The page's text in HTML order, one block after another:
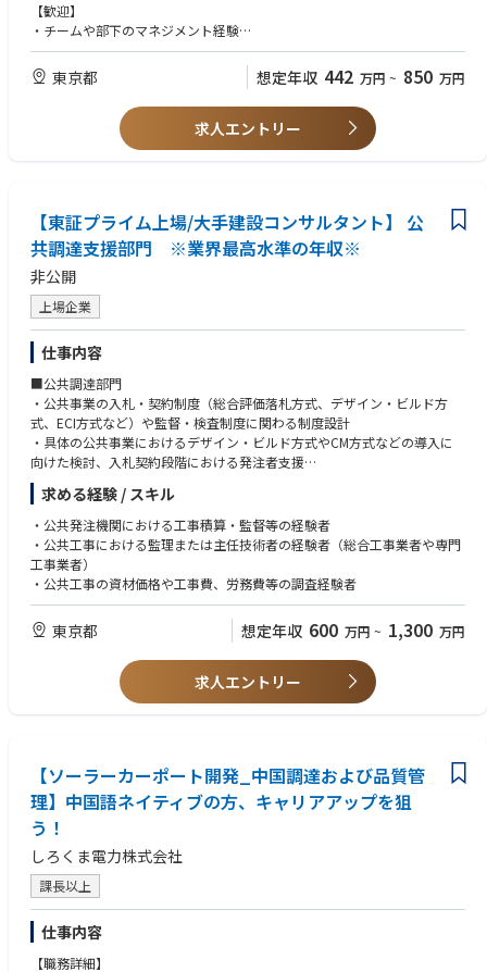
【働き方】
いただく事が可能です。また、リモートワークも推進するなど（週2日程
度）効率よく働くことが出来る環境整備に力を入れています。
【歓迎】
・チームや部下のマネジメント経験
・管理業務主任者資格をお持ちの方
東京都 想定年収 442 万円 ~ 850 万円
求人エントリー
【東証プライム上場/大手建設コンサルタント】 公
共調達支援部門 ※業界最高水準の年収※
非公開
上場企業
仕事内容
■公共調達部門
・公共事業の入札・契約制度（総合評価落札方式、デザイン・ビルド方
式、ECI方式など）や監督・検査制度に関わる制度設計
・具体の公共事業におけるデザイン・ビルド方式やCM方式などの導入に
向けた検討、入札契約段階における発注者支援
・公共土木⼯事の予定価格算出に必要な建設資材価格や⼯事費等の調査
・公共土木⼯事の積算基準に関する検討、歩掛・諸経費の調査・解析
・公共事業におけるi-ConstructionやDXの推進支援
＜クライアント＞
・ 国（国土交通省、環境省、総務省、農林水産省など）
・ 独立行政法人、財団、社団
・ 民間企業（首都高速道路、JR東日本、東京ガスなど）
求める経験 / スキル
・公共発注機関における工事積算・監督等の経験者
・公共工事における監理または主任技術者の経験者（総合工事業者や専門
工事業者）
・公共工事の資材価格や工事費、労務費等の調査経験者
東京都 想定年収 600 万円 ~ 1,300 万円
求人エントリー
【ソーラーカーポート開発_中国調達および品質管
理】中国語ネイティブの方、キャリアアップを狙
う！
しろくま電力株式会社
課長以上
仕事内容
【職務詳細】